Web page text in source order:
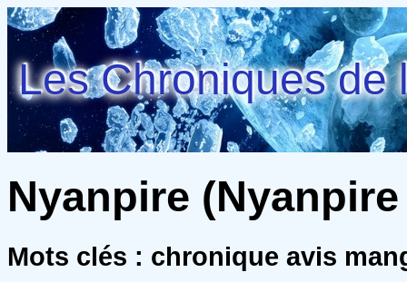
Les Chroniques de
Nyanpire
Mots clés : chronique avis